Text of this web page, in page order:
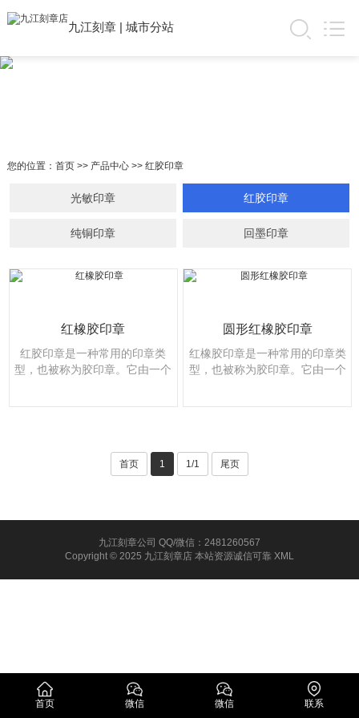
九江刻章| 城市分站
您的位置： 首页>> 产品中心>> 红胶印章
光敏印章 红胶印章
纯铜印章 回墨印章
红橡胶印章
红胶印章是一种常用的印章类
型，也被称为胶印章。它由一个
圆形红橡胶印章
红橡胶印章是一种常用的印章类
型，也被称为胶印章。它由一个
首页 1 1/1 尾页
九江刻章公司 QQ/微信：2481260567
Copyright © 2025 九江刻章店 本站资源诚信可靠 XML
首页 微信 微信 联系